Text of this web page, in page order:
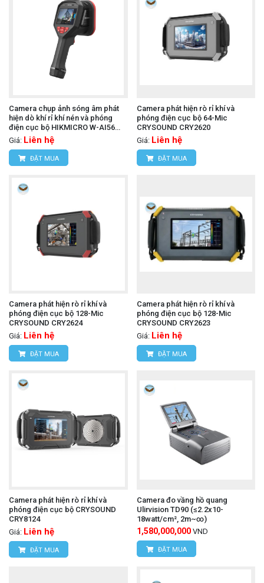
Camera chụp ảnh sóng âm phát
hiện dò khí rỉ khí nén và phóng
điện cục bộ HIKMICRO W-AI56
(0.2 m -100 m)
Giá: Liên hệ
ĐẶT MUA
Camera phát hiện rò rỉ khí và
phóng điện cục bộ 64-Mic
CRYSOUND CRY2620
Giá: Liên hệ
ĐẶT MUA
Camera phát hiện rò rỉ khí và
phóng điện cục bộ 128-Mic
CRYSOUND CRY2624
Giá: Liên hệ
ĐẶT MUA
Camera phát hiện rò rỉ khí và
phóng điện cục bộ 128-Mic
CRYSOUND CRY2623
Giá: Liên hệ
ĐẶT MUA
Camera phát hiện rò rỉ khí và
phóng điện cục bộ CRYSOUND
CRY8124
Giá: Liên hệ
ĐẶT MUA
Camera đo vầng hồ quang
Ulirvision TD90 (≤2.2x10-
18watt/cm², 2m~∞)
1,580,000,000 VND
ĐẶT MUA